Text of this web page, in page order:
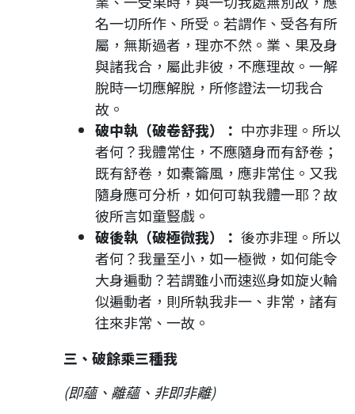
名一切所作、所受。若謂作、受各有所
屬，無斯過者，理亦不然。業、果及身
與諸我合，屬此非彼，不應理故。一解
脫時一切應解脫，所修證法一切我合
故。
破中執（破卷舒我）： 中亦非理。所以
者何？我體常住，不應隨身而有舒卷；
既有舒卷，如橐籥風，應非常住。又我
隨身應可分析，如何可執我體一耶？故
彼所言如童豎戲。
破後執（破極微我）： 後亦非理。所以
者何？我量至小，如一極微，如何能令
大身遍動？若謂雖小而速巡身如旋火輪
似遍動者，則所執我非一、非常，諸有
往來非常、一故。
三、破餘乘三種我
(即蘊、離蘊、非即非離)